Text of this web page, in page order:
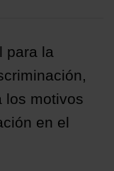
para la
los motivos
en el